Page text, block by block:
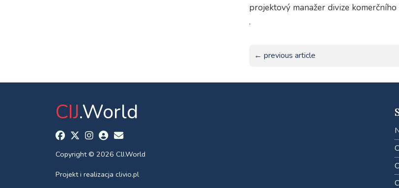
projektový manažer divize komerčního
.
← previous article
CIJ.World
Copyright © 2026 CIJ.World
Projekt i realizacja clivio.pl